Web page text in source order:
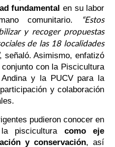
fundamental en su labor
comunitario.
“Estos
y recoger propuestas
de las 18 localidades
, señaló. Asimismo, enfatizó
con la Piscicultura
y la PUCV para la
y colaboración
pudieron conocer en
piscicultura como eje
y conservación, así